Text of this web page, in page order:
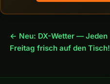
← Neu: DX-Wetter — Jeden
Freitag frisch auf den Tisch!